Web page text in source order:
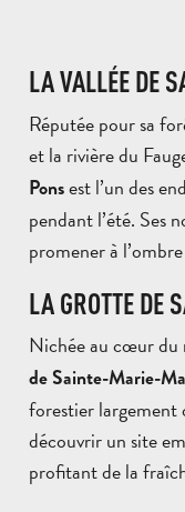
LA VALLÉE DE
Réputée pour sa
et la rivière du
Ponsest l’un des
pendant l’été. Ses
promener à
LA GROTTE DE
Nichée au cœur du
de Sainte-Marie-
forestier largement
découvrir un site
profitant de la